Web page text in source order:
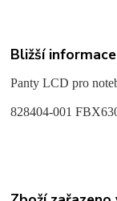
Bližší informace
Panty LCD pro
828404-001